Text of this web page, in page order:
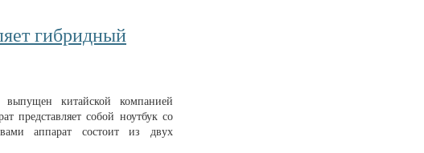
гибридный
китайской компанией
представляет собой ноутбук со
аппарат состоит из двух